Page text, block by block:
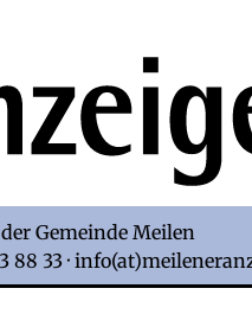
Gemeinde Meilen
88 33 ·